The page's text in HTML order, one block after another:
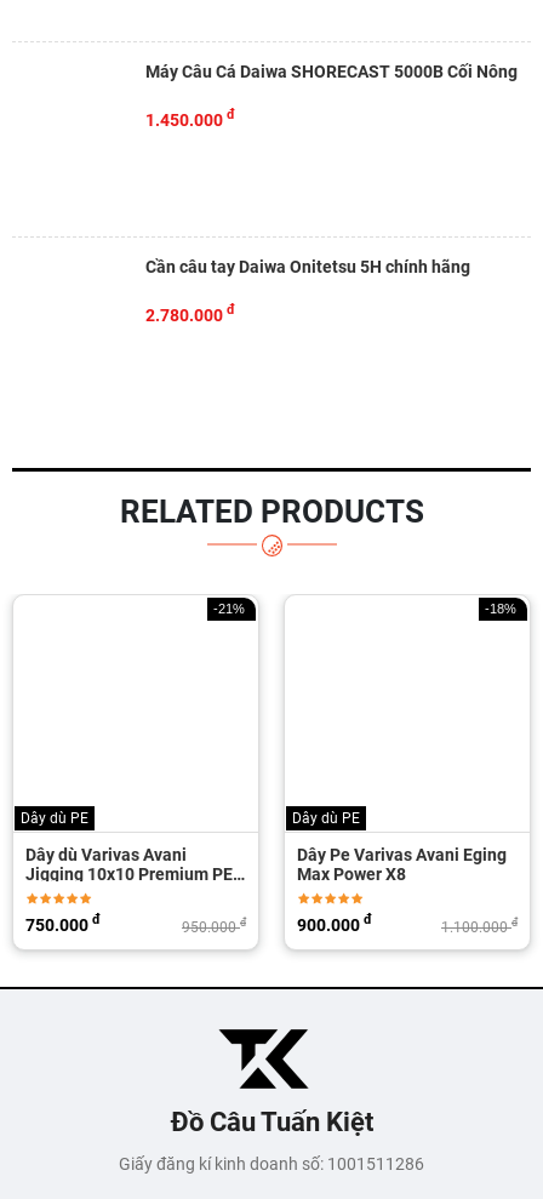
Máy Câu Cá Daiwa SHORECAST 5000B Cối Nông
1.450.000 đ
Cần câu tay Daiwa Onitetsu 5H chính hãng
2.780.000 đ
RELATED PRODUCTS
đ
Dây dù PE
Dây Pe Varivas Avani Eging
Max Power X8
1.100.000 đ
900.000
Dây Varivas Pro Version
Hera Flourcarbon 50m
340.000
Đồ Câu Tuấn Kiệt
Giấy đăng kí kinh doanh số: 1001511286